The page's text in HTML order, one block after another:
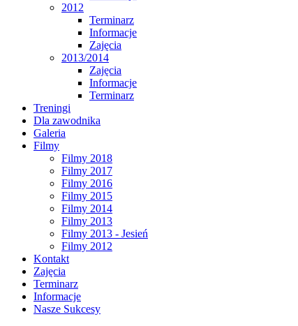
2012
Terminarz
Informacje
Zajęcia
2013/2014
Zajęcia
Informacje
Terminarz
Treningi
Dla zawodnika
Galeria
Filmy
Filmy 2018
Filmy 2017
Filmy 2016
Filmy 2015
Filmy 2014
Filmy 2013
Filmy 2013 - Jesień
Filmy 2012
Kontakt
Zajęcia
Terminarz
Informacje
Nasze Sukcesy